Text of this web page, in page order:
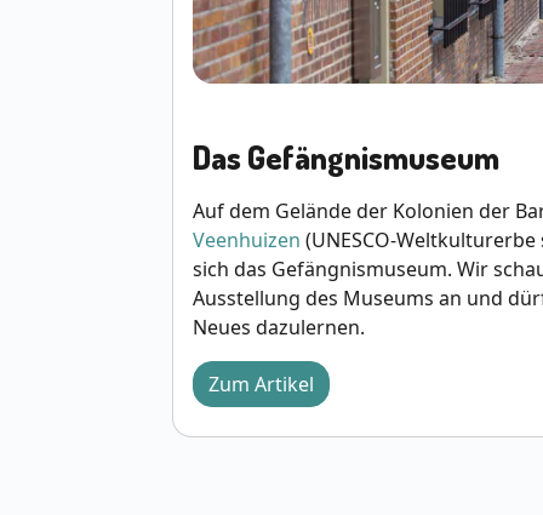
Das Gefängnismuseum
Auf dem Gelände der Kolonien der
Veenhuizen (UNESCO-
sich das Gefängnismuseum. Wir
Ausstellung des Museums an und
Neues dazulernen.
Zum Artikel